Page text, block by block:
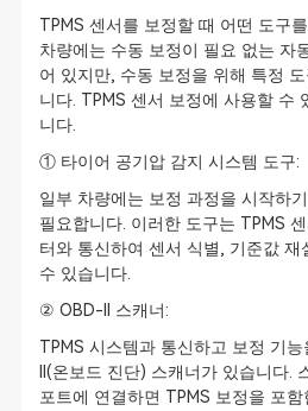
TPMS 센서를 보정할 때 어떤 도구
차량에는 수동 보정이 필요 없는 자
어 있지만, 수동 보정을 위해 특정
니다. TPMS 센서 보정에 사용할 수
니다.
① 타이어 공기압 감지 시스템 도구:
일부 차량에는 보정 과정을 시작하
필요합니다. 이러한 도구는 TPMS
터와 통신하여 센서 식별, 기준값
수 있습니다.
② OBD-II 스캐너:
TPMS 시스템과 통신하고 보정 기
II(온보드 진단) 스캐너가 있습니다.
포트에 연결하면 TPMS 보정을 포